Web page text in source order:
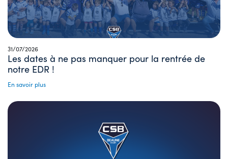
31/07/2026
Les dates à ne pas manquer pour la rentrée de
notre EDR !
En savoir plus